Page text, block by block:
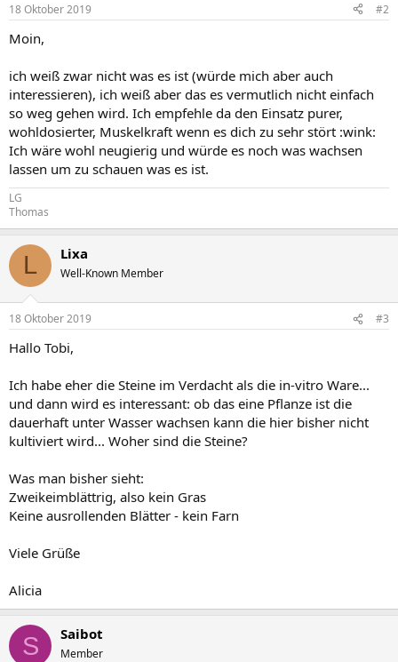
18 Oktober 2019 #2
Moin,
ich weiß zwar nicht was es ist (würde mich aber auch
interessieren), ich weiß aber das es vermutlich nicht einfach
so weg gehen wird. Ich empfehle da den Einsatz purer,
wohldosierter, Muskelkraft wenn es dich zu sehr stört :wink:
Ich wäre wohl neugierig und würde es noch was wachsen
lassen um zu schauen was es ist.
LG
Thomas
L Lixa
Well-Known Member
18 Oktober 2019 #3
Hallo Tobi,
Ich habe eher die Steine im Verdacht als die in-vitro Ware...
und dann wird es interessant: ob das eine Pflanze ist die
dauerhaft unter Wasser wachsen kann die hier bisher nicht
kultiviert wird... Woher sind die Steine?
Was man bisher sieht:
Zweikeimblättrig, also kein Gras
Keine ausrollenden Blätter - kein Farn
Viele Grüße
Alicia
S Saibot
Member